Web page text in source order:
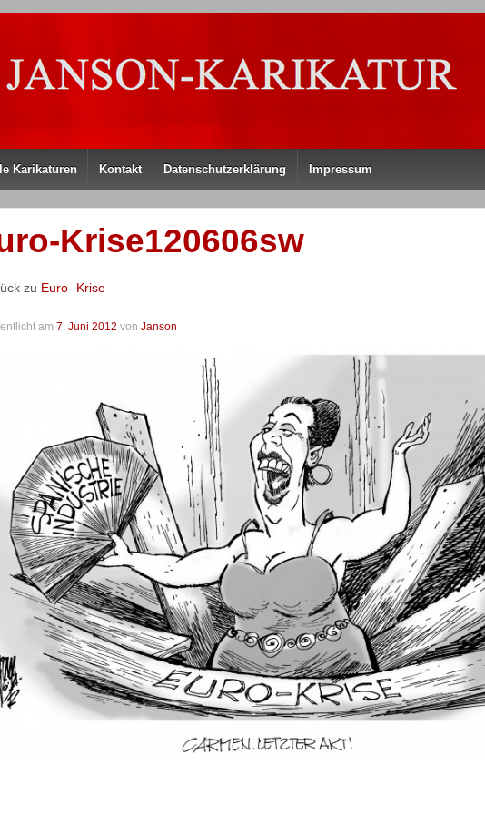
Karikaturen Kontakt Datenschutzerklärung Impressum
Krise120606sw
zu Euro- Krise
am 7. Juni 2012 von Janson